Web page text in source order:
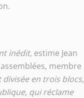
inédit, estime Jean
membre
en trois blocs,
qui réclame